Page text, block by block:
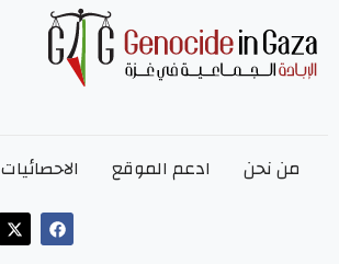
من نحن ادعم الموقع الاحصائيات